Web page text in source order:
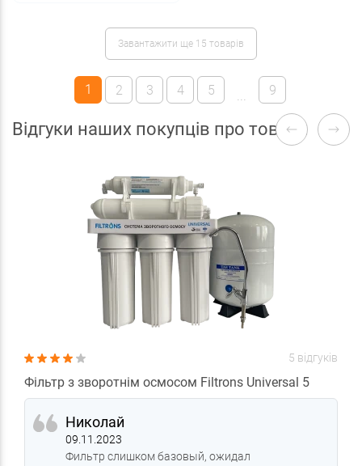
Завантажити ще 15 товарів
1 2 3 4 5 ... 9
Відгуки наших покупців про товари
5 відгуків
Фільтр з зворотнім осмосом Filtrons Universal 5
Николай
09.11.2023
Фильтр слишком базовый, ожидал